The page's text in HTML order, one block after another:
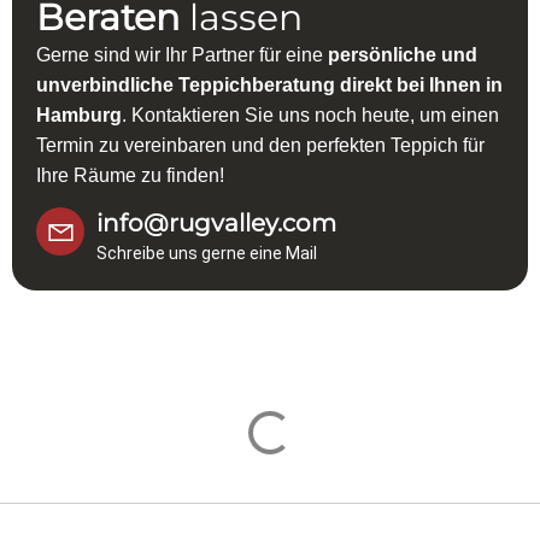
Beraten lassen
Gerne sind wir Ihr Partner für eine persönliche und
unverbindliche Teppichberatung direkt bei Ihnen in
Hamburg. Kontaktieren Sie uns noch heute, um einen
Termin zu vereinbaren und den perfekten Teppich für
Ihre Räume zu finden!
info@rugvalley.com
Schreibe uns gerne eine Mail